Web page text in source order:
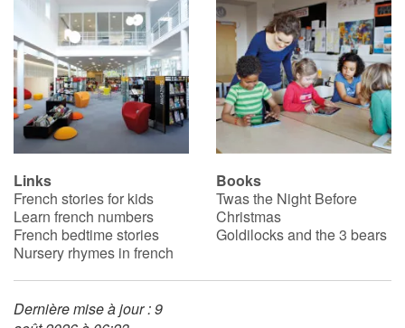
Links
French stories for kids
Learn french numbers
French bedtime stories
Nursery rhymes in french
Books
Twas the Night Before
Christmas
Goldilocks and the 3 bears
Dernière mise à jour : 9